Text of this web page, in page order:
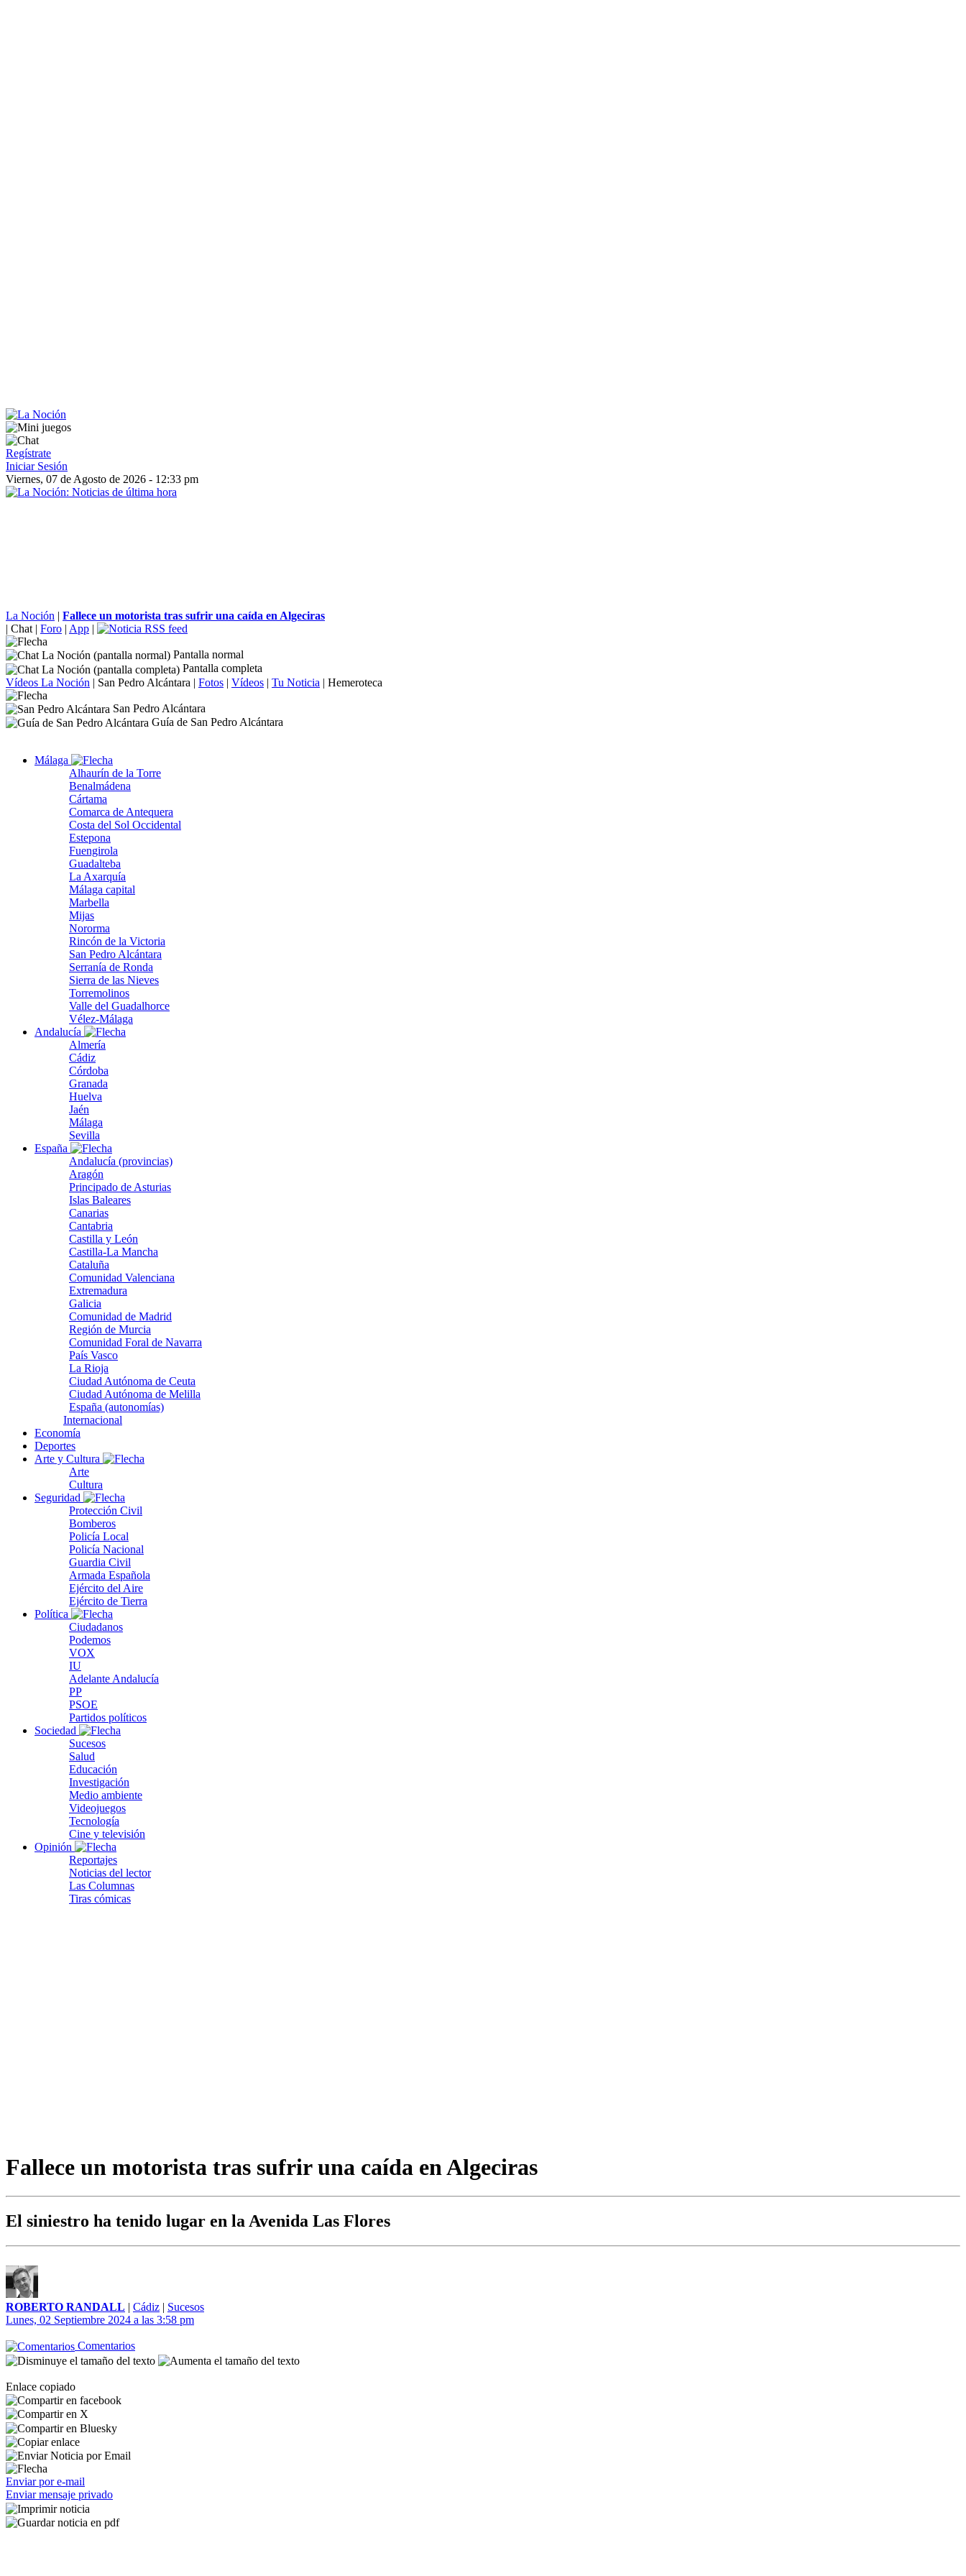
Regístrate
Iniciar Sesión
Viernes, 07 de Agosto de 2026 - 12:33 pm
La Noción | Fallece un motorista tras sufrir una caída en Algeciras
| Chat | Foro | App |
Pantalla normal
Pantalla completa
Vídeos La Noción | San Pedro Alcántara | Fotos | Vídeos | Tu Noticia | Hemeroteca
San Pedro Alcántara
Guía de San Pedro Alcántara
Málaga
Alhaurín de la Torre
Benalmádena
Cártama
Comarca de Antequera
Costa del Sol Occidental
Estepona
Fuengirola
Guadalteba
La Axarquía
Málaga capital
Marbella
Mijas
Nororma
Rincón de la Victoria
San Pedro Alcántara
Serranía de Ronda
Sierra de las Nieves
Torremolinos
Valle del Guadalhorce
Vélez-Málaga
Andalucía
Almería
Cádiz
Córdoba
Granada
Huelva
Jaén
Málaga
Sevilla
España
Andalucía (provincias)
Aragón
Principado de Asturias
Islas Baleares
Canarias
Cantabria
Castilla y León
Castilla-La Mancha
Cataluña
Comunidad Valenciana
Extremadura
Galicia
Comunidad de Madrid
Región de Murcia
Comunidad Foral de Navarra
País Vasco
La Rioja
Ciudad Autónoma de Ceuta
Ciudad Autónoma de Melilla
España (autonomías)
Internacional
Economía
Deportes
Arte y Cultura
Arte
Cultura
Seguridad
Protección Civil
Bomberos
Policía Local
Policía Nacional
Guardia Civil
Armada Española
Ejército del Aire
Ejército de Tierra
Política
Ciudadanos
Podemos
VOX
IU
Adelante Andalucía
PP
PSOE
Partidos políticos
Sociedad
Sucesos
Salud
Educación
Investigación
Medio ambiente
Videojuegos
Tecnología
Cine y televisión
Opinión
Reportajes
Noticias del lector
Las Columnas
Tiras cómicas
Fallece un motorista tras sufrir una caída en Algeciras
El siniestro ha tenido lugar en la Avenida Las Flores
ROBERTO RANDALL | Cádiz | Sucesos
Lunes, 02 Septiembre 2024 a las 3:58 pm
Comentarios
Enlace copiado
Enviar por e-mail
Enviar mensaje privado